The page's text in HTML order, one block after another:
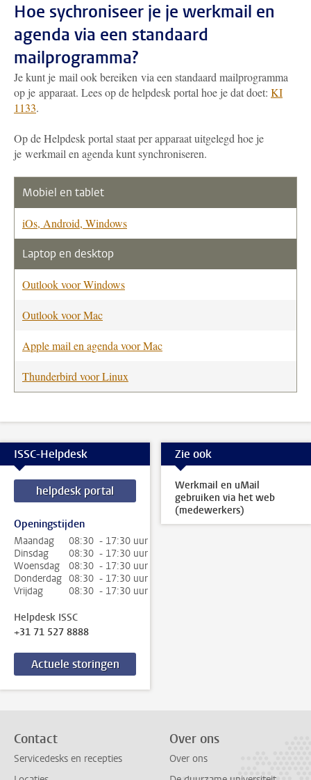
Hoe sychroniseer je je werkmail en
agenda via een standaard
mailprogramma?
Je kunt je mail ook bereiken via een standaard mailprogramma
op je apparaat. Lees op de helpdesk portal hoe je dat doet: KI
1133.
Op de Helpdesk portal staat per apparaat uitgelegd hoe je
je werkmail en agenda kunt synchroniseren.
Mobiel en tablet
iOs, Android, Windows
Laptop en desktop
Outlook voor Windows
Outlook voor Mac
Apple mail en agenda voor Mac
Thunderbird voor Linux
ISSC-Helpdesk
helpdesk portal
Openingstijden
Maandag
08:30 - 17:30 uur
Dinsdag
08:30 - 17:30 uur
Woensdag
08:30 - 17:30 uur
Donderdag 08:30 - 17:30 uur
Vrijdag
08:30 - 17:30 uur
Helpdesk ISSC
+31 71 527 8888
Actuele storingen
Zie ook
Werkmail en uMail
gebruiken via het web
(medewerkers)
Contact
Servicedesks en recepties
Over ons
Over ons